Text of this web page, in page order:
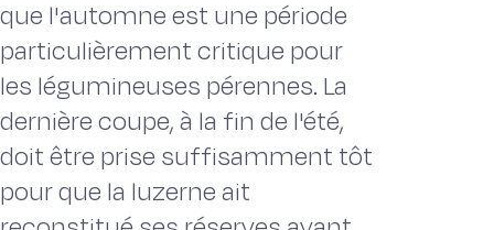
que l'automne est une période
particulièrement critique pour
les légumineuses pérennes. La
dernière coupe, à la fin de l'été,
doit être prise suffisamment tôt
pour que la luzerne ait